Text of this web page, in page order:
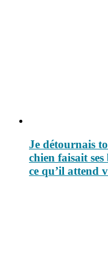
Je détournais
chien faisait ses
ce qu’il attend